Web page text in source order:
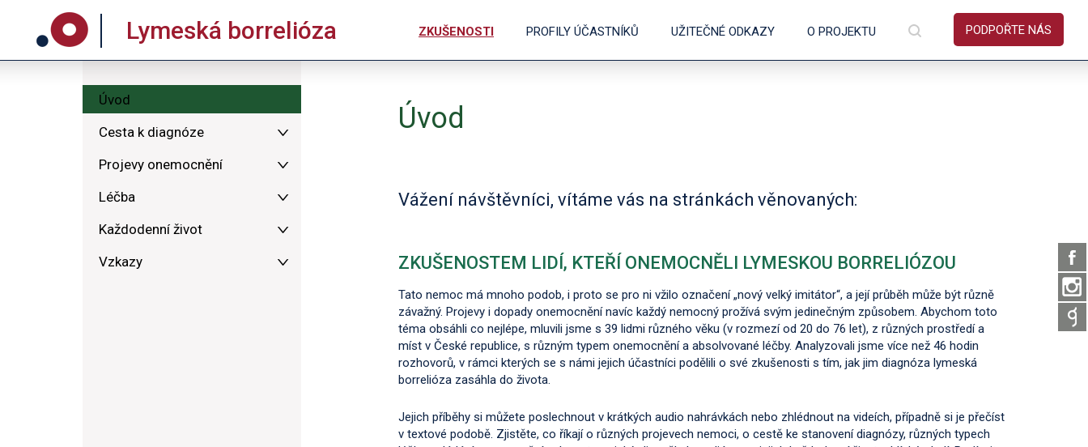
Lymeská borrelióza PODPOŘTE NÁS
ZKUŠENOSTI PROFILY ÚČASTNÍKŮ UŽITEČNÉ ODKAZY O PROJEKTU
Úvod
Cesta k diagnóze
Projevy onemocnění
Léčba
Každodenní život
Vzkazy
Úvod
Vážení návštěvníci, vítáme vás na stránkách věnovaných:
ZKUŠENOSTEM LIDÍ, KTEŘÍ ONEMOCNĚLI LYMESKOU BORRELIÓZOU
Tato nemoc má mnoho podob, i proto se pro ni vžilo označení „nový velký imitátor“, a její průběh může být různě
závažný. Projevy i dopady onemocnění navíc každý nemocný prožívá svým jedinečným způsobem. Abychom toto
téma obsáhli co nejlépe, mluvili jsme s 39 lidmi různého věku (v rozmezí od 20 do 76 let), z různých prostředí a
míst v České republice, s různým typem onemocnění a absolvované léčby. Analyzovali jsme více než 46 hodin
rozhovorů, v rámci kterých se s námi jejich účastníci podělili o své zkušenosti s tím, jak jim diagnóza lymeská
borrelióza zasáhla do života.
Jejich příběhy si můžete poslechnout v krátkých audio nahrávkách nebo zhlédnout na videích, případně si je přečíst
v textové podobě. Zjistěte, co říkají o různých projevech nemoci, o cestě ke stanovení diagnózy, různých typech